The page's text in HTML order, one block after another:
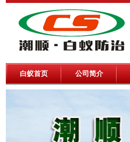
白蚁首页 公司简介